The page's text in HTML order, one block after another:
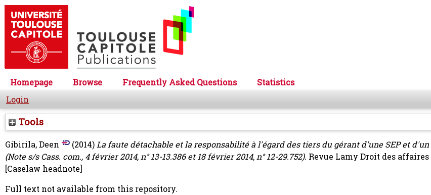
Homepage Browse Frequently Asked Questions
Statistics
Login
Tools
Gibirila, Deen (2014)La faute détachable et la responsabilité à l'égard des tiers du gérant d'une SEP et d'un
(Note s/s Cass. com., 4 février 2014, n° 13-13.386 et 18 février 2014, n° 12-29.752). Revue Lamy Droit des affaires
[Caselaw headnote]
Full text not available from this repository.